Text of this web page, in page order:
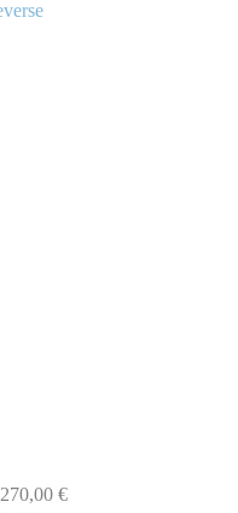
270,00 €